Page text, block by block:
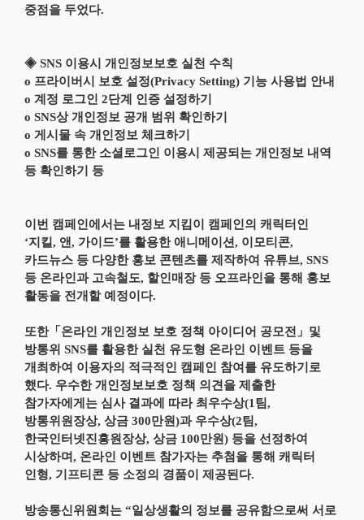
중점을 두었다.
◈ SNS 이용시 개인정보보호 실천 수칙
o 프라이버시 보호 설정(Privacy Setting) 기능 사용법 안내
o 계정 로그인 2단계 인증 설정하기
o SNS상 개인정보 공개 범위 확인하기
o 게시물 속 개인정보 체크하기
o SNS를 통한 소셜로그인 이용시 제공되는 개인정보 내역
등 확인하기 등
이번 캠페인에서는 내정보 지킴이 캠페인의 캐릭터인
‘지킬, 앤, 가이드’를 활용한 애니메이션, 이모티콘,
카드뉴스 등 다양한 홍보 콘텐츠를 제작하여 유튜브, SNS
등 온라인과 고속철도, 할인매장 등 오프라인을 통해 홍보
활동을 전개할 예정이다.
또한「온라인 개인정보 보호 정책 아이디어 공모전」및
방통위 SNS를 활용한 실천 유도형 온라인 이벤트 등을
개최하여 이용자의 적극적인 캠페인 참여를 유도하기로
했다. 우수한 개인정보보호 정책 의견을 제출한
참가자에게는 심사 결과에 따라 최우수상(1팀,
방통위원장상, 상금 300만원)과 우수상(2팀,
한국인터넷진흥원장상, 상금 100만원) 등을 선정하여
시상하며, 온라인 이벤트 참가자는 추첨을 통해 캐릭터
인형, 기프티콘 등 소정의 경품이 제공된다.
방송통신위원회는 “일상생활의 정보를 공유함으로써 서로